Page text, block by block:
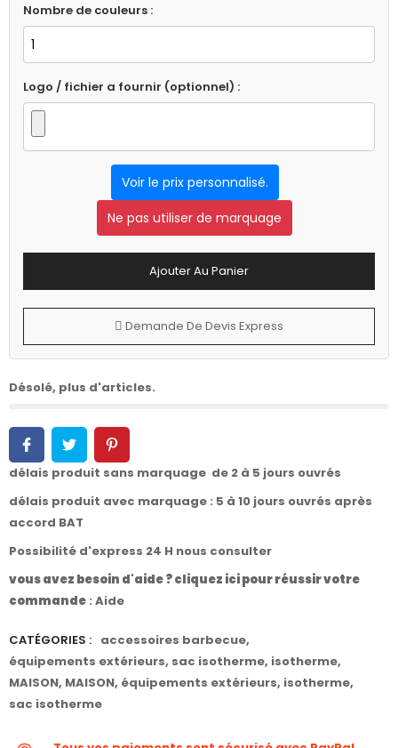
Nombre de couleurs :
Logo / fichier a fournir (optionnel) :
Voir le prix personnalisé.
Ne pas utiliser de marquage
Ajouter Au Panier
Demande De Devis Express
Désolé, plus d'articles.
délais produit sans marquage de 2 à 5 jours ouvrés
délais produit avec marquage : 5 à 10 jours ouvrés après
accord BAT
Possibilité d'express 24 H nous consulter
vous avez besoin d'aide ? cliquez ici pour réussir votre
commande : Aide
CATÉGORIES : accessoires barbecue,
équipements extérieurs, sac isotherme, isotherme,
MAISON, MAISON, équipements extérieurs, isotherme,
sac isotherme